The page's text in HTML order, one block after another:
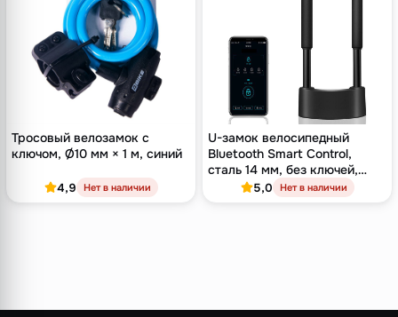
Тросовый велозамок с
ключом, Ø10 мм × 1 м, синий
4,9 Нет в наличии
U-замок велосипедный
Bluetooth Smart Control,
сталь 14 мм, без ключей,
синий
5,0 Нет в наличии